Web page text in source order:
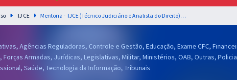
da
TJ CE Mentoria - TJCE (Técnico Judiciário e Analista do Direito) - com Elvino Magalhães
Agências Reguladoras, Controle e Gestão, Educação, Exame CFC,
Forças Armadas, Jurídicas, Legislativas, Militar, Ministérios, OAB, Outras,
Saúde, Tecnologia da Informação, Tribunais